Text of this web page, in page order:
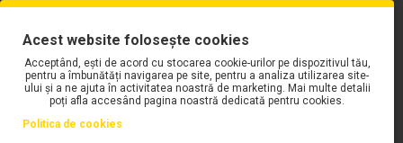
Acest website folosește cookies
Acceptând, ești de acord cu stocarea cookie-urilor pe dispozitivul tău,
pentru a îmbunătăți navigarea pe site, pentru a analiza utilizarea site-
ului și a ne ajuta în activitatea noastră de marketing. Mai multe detalii
poți afla accesând pagina noastră dedicată pentru cookies.
Politica de cookies